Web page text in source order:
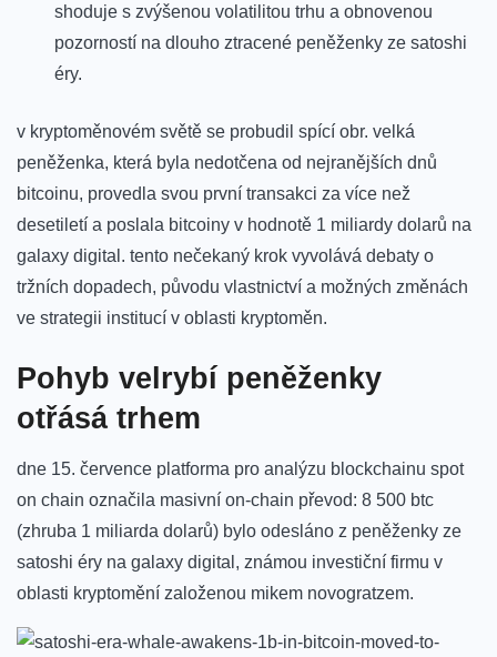
‌shoduje s zvýšenou volatilitou trhu a obnovenou
pozorností na dlouho ztracené peněženky ze satoshi
éry.
v kryptoměnovém světě se‍ probudil ‌spící obr. velká
peněženka, která byla nedotčena od nejranějších dnů
bitcoinu, provedla ⁤svou první​ transakci za více ⁤než
desetiletí‍ a poslala bitcoiny v hodnotě 1 miliardy dolarů na
galaxy digital. tento nečekaný krok vyvolává‌ debaty o⁣
tržních dopadech, původu‌ vlastnictví a možných změnách​
ve strategii institucí v oblasti ⁢kryptoměn.
Pohyb⁣ velrybí peněženky
otřásá trhem
dne 15.⁣ července platforma pro analýzu blockchainu spot
on chain označila masivní on-chain převod: 8 500 btc
(zhruba⁢ 1 ‌miliarda dolarů) bylo odesláno z peněženky ze
satoshi éry na galaxy digital, známou investiční firmu v
oblasti kryptomění založenou⁢ mikem novogratzem.